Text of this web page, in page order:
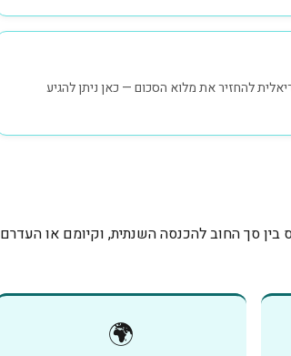
להחזיר את מלוא הסכום — כאן ניתן להגיע
בין סך החוב להכנסה השנתית, וקיומם או העדרם
🌍